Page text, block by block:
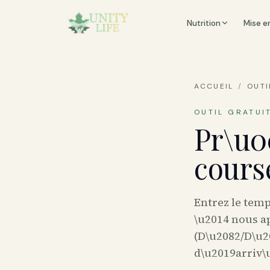
Nutrition Mise
ACCUEIL /
OUTIL
Entrez le
\u2014 nous
(D\u2082/